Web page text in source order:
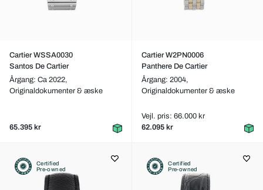
Cartier WSSA0030
Santos De Cartier
Årgang: Ca 2022,
Originaldokumenter & æske
65.395 kr
Cartier W2PN0006
Panthere De Cartier
Årgang: 2004,
Originaldokumenter & æske
Vejl. pris: 66.000 kr
62.095 kr
Certified
Pre-owned
Certified
Pre-owned